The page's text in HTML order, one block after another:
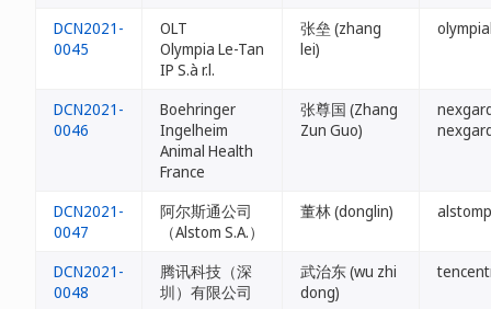
DCN2021-
0045
OLT
Olympia Le-Tan
IP S.à r.l.
张垒 (zhang
lei)
DCN2021-
0046
Boehringer
Ingelheim
Animal Health
France
张尊国 (Zhang
Zun Guo)
DCN2021-
0047
阿尔斯通公司
（Alstom S.A.）
董林 (donglin)
DCN2021-
0048
腾讯科技（深
圳）有限公司
武治东 (wu zhi
dong)